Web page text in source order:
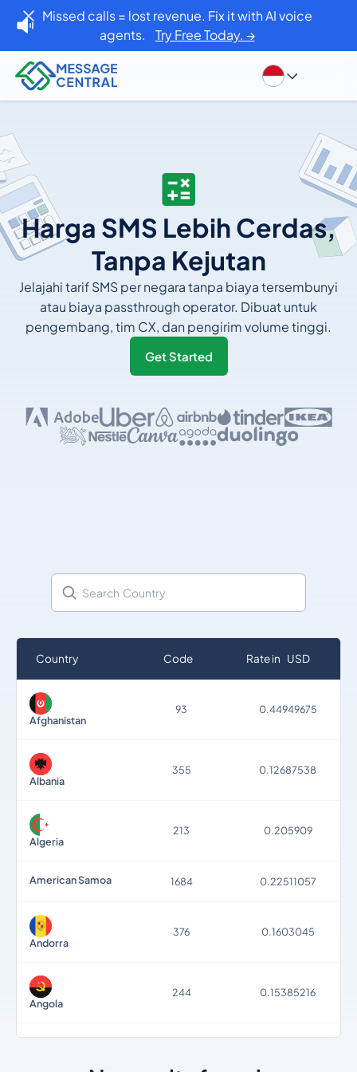
Missed calls = lost revenue. Fix it with AI voice
agents. Try Free Today. →
Harga SMS Lebih Cerdas,
Tanpa Kejutan
Jelajahi tarif SMS per negara tanpa biaya tersembunyi
atau biaya passthrough operator. Dibuat untuk
pengembang, tim CX, dan pengirim volume tinggi.
Get Started
Country Code Rate in USD
Afghanistan
93 0.44949675
Albania
355 0.12687538
Algeria
213 0.205909
American Samoa 1684 0.22511057
Andorra
376 0.1603045
Angola
244 0.15385216